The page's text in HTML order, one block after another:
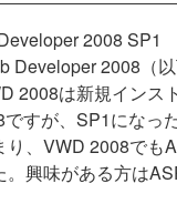
2008 SP1
Developer 2008（
2008は新規インス
すが、SP1になっ
り、VWD 2008でも
。興味がある方は